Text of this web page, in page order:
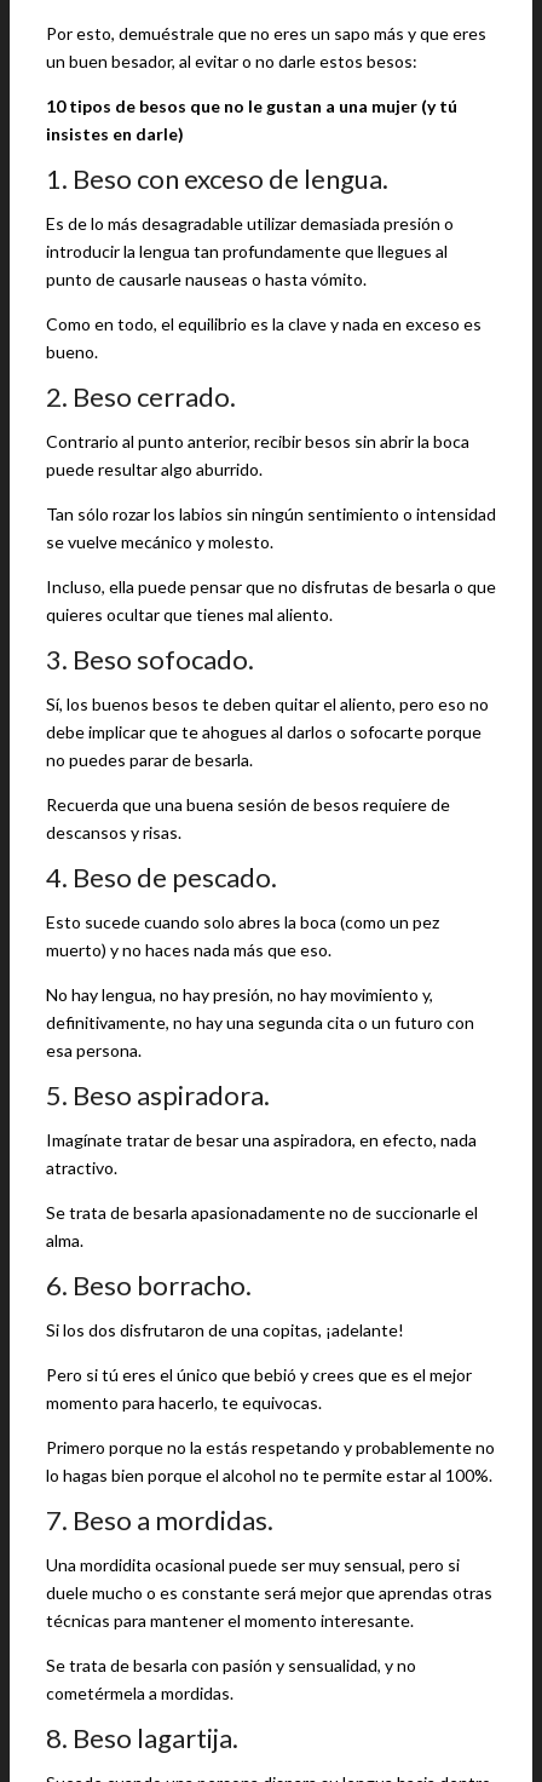
Por esto, demuéstrale que no eres un sapo más y que eres
un buen besador, al evitar o no darle estos besos:
10 tipos de besos que no le gustan a una mujer (y tú
insistes en darle)
1. Beso con exceso de lengua.
Es de lo más desagradable utilizar demasiada presión o
introducir la lengua tan profundamente que llegues al
punto de causarle nauseas o hasta vómito.
Como en todo, el equilibrio es la clave y nada en exceso es
bueno.
2. Beso cerrado.
Contrario al punto anterior, recibir besos sin abrir la boca
puede resultar algo aburrido.
Tan sólo rozar los labios sin ningún sentimiento o intensidad
se vuelve mecánico y molesto.
Incluso, ella puede pensar que no disfrutas de besarla o que
quieres ocultar que tienes mal aliento.
3. Beso sofocado.
Sí, los buenos besos te deben quitar el aliento, pero eso no
debe implicar que te ahogues al darlos o sofocarte porque
no puedes parar de besarla.
Recuerda que una buena sesión de besos requiere de
descansos y risas.
4. Beso de pescado.
Esto sucede cuando solo abres la boca (como un pez
muerto) y no haces nada más que eso.
No hay lengua, no hay presión, no hay movimiento y,
definitivamente, no hay una segunda cita o un futuro con
esa persona.
5. Beso aspiradora.
Imagínate tratar de besar una aspiradora, en efecto, nada
atractivo.
Se trata de besarla apasionadamente no de succionarle el
alma.
6. Beso borracho.
Si los dos disfrutaron de una copitas, ¡adelante!
Pero si tú eres el único que bebió y crees que es el mejor
momento para hacerlo, te equivocas.
Primero porque no la estás respetando y probablemente no
lo hagas bien porque el alcohol no te permite estar al 100%.
7. Beso a mordidas.
Una mordidita ocasional puede ser muy sensual, pero si
duele mucho o es constante será mejor que aprendas otras
técnicas para mantener el momento interesante.
Se trata de besarla con pasión y sensualidad, y no
cometérmela a mordidas.
8. Beso lagartija.